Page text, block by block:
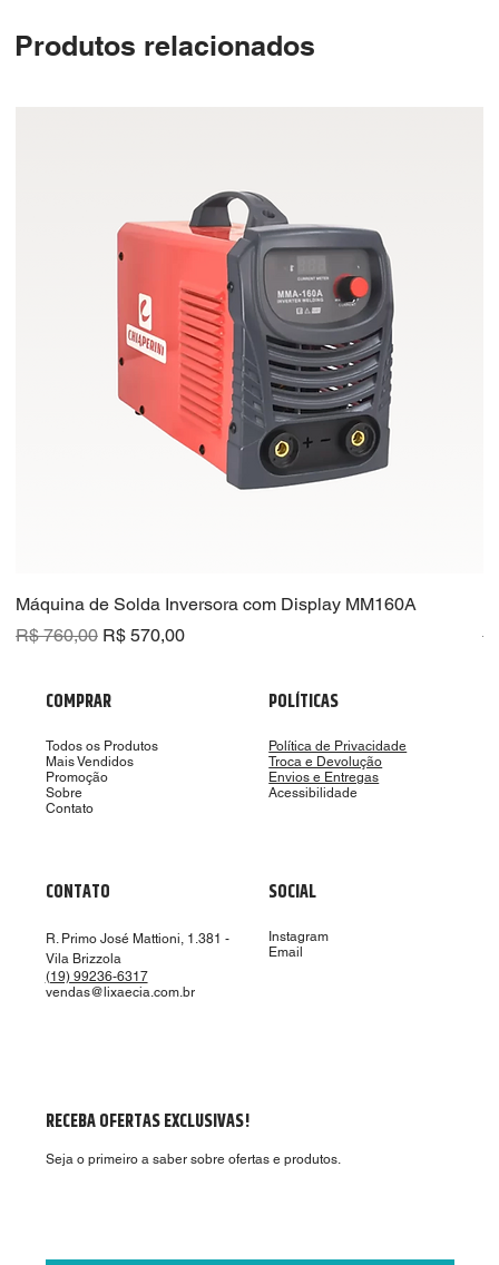
Produtos relacionados
Máquina de Solda Inversora com Display MM160A
Preço normal
R$ 760,00 Preço promocional
R$ 570,00
COMPRAR
Todos os Produtos
Mais Vendidos
Promoção
Sobre
Contato
POLÍTICAS
Política de Privacidade
Troca e Devolução
Envios e Entregas
Acessibilidade
CONTATO
R. Primo José Mattioni, 1.381 -
Vila Brizzola
(19) 99236-6317
vendas@lixaecia.com.br
SOCIAL
Instagram
Email
RECEBA OFERTAS EXCLUSIVAS!
Seja o primeiro a saber sobre ofertas e produtos.